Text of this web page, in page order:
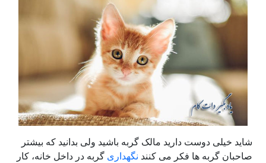
شاید خیلی دوست دارید مالک گربه باشید ولی بدانید که بیشتر
صاحبان گربه ها فکر می کنند نگهداری گربه در داخل خانه، کار